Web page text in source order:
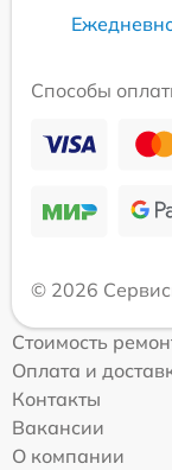
Способы
© 2026
Стоимость
Оплата и
Контакты
Вакансии
О компании